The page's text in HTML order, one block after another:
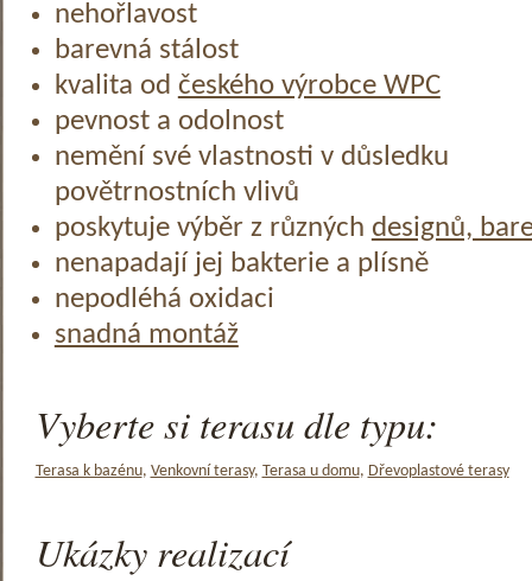
nehořlavost
barevná stálost
kvalita od českého výrobce WPC
pevnost a odolnost
nemění své vlastnosti v důsledku
povětrnostních vlivů
poskytuje výběr z různých designů,
nenapadají jej bakterie a plísně
nepodléhá oxidaci
snadná montáž
Vyberte si terasu dle typu:
Terasa k bazénu, Venkovní terasy, Terasa u domu, Dřevoplastové terasy
Ukázky realizací